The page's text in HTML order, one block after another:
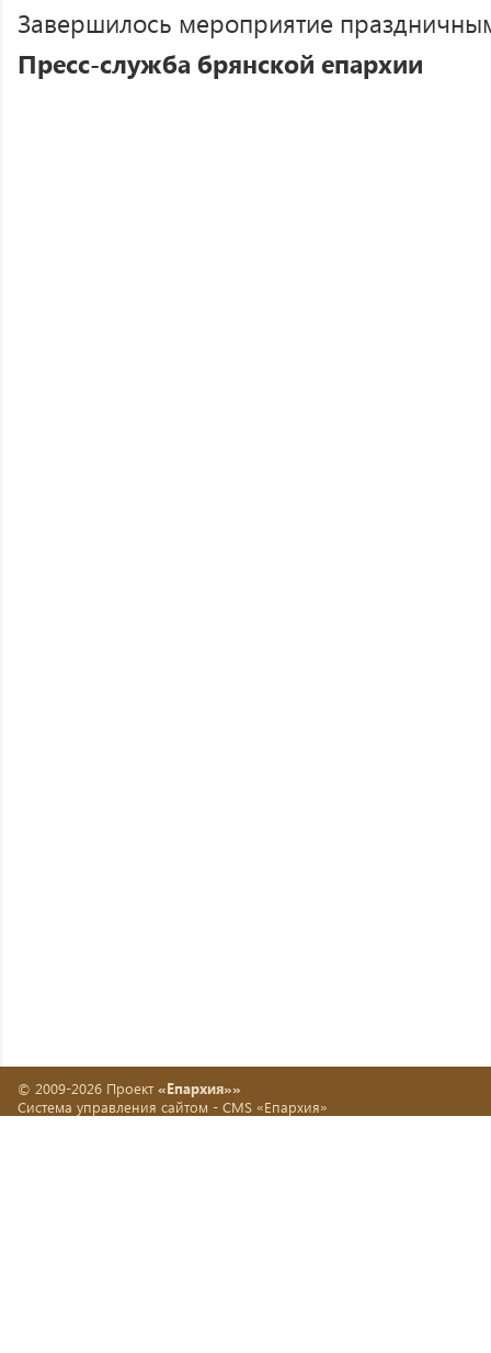
Завершилось мероприятие
Пресс-служба брянской епархии
© 2009-2026 Проект «Епархия»»
Система управления сайтом - CMS «Епархия»